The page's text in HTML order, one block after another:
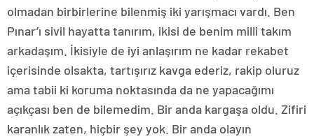
olmadan birbirlerine bilenmiş iki yarışmacı vardı. Ben
Pınar’ı sivil hayatta tanırım, ikisi de benim milli takım
arkadaşım. İkisiyle de iyi anlaşırım ne kadar rekabet
içerisinde olsakta, tartışırız kavga ederiz, rakip oluruz
ama tabii ki koruma noktasında da ne yapacağımı
açıkçası ben de bilemedim. Bir anda kargaşa oldu. Zifiri
karanlık zaten, hiçbir şey yok. Bir anda olayın